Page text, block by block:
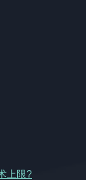
上限?